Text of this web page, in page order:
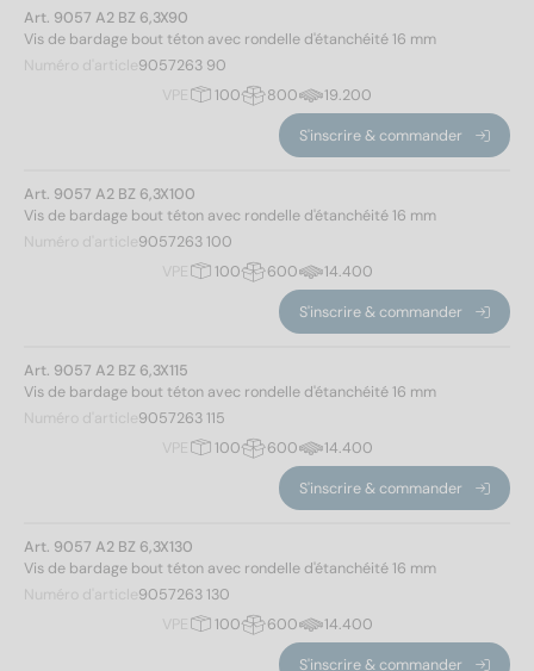
Matériaux
Diamètre
6,3
(22)
25 (2)
32 (2)
38
(2)
Art. 9057 A2 BZ 6,3X90
Vis de bardage bout téton avec rondelle d'étanchéité 16 mm
Numéro d'article 9057263 90
VPE
100 800 19.200
S'inscrire & commander
Art. 9057 A2 BZ 6,3X100
Vis de bardage bout téton avec rondelle d'étanchéité 16 mm
Numéro d'article 9057263 100
VPE
100 600 14.400
S'inscrire & commander
Art. 9057 A2 BZ 6,3X115
Vis de bardage bout téton avec rondelle d'étanchéité 16 mm
Numéro d'article 9057263 115
VPE
100 600 14.400
S'inscrire & commander
Art. 9057 A2 BZ 6,3X130
Vis de bardage bout téton avec rondelle d'étanchéité 16 mm
Numéro d'article 9057263 130
VPE
100 600 14.400
S'inscrire & commander